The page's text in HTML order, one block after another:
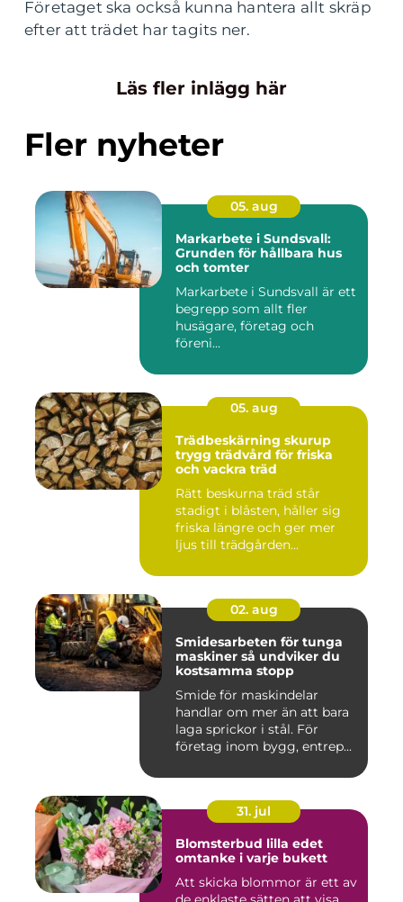
Företaget ska också kunna hantera allt skräp
efter att trädet har tagits ner.
Läs fler inlägg här
Fler nyheter
05. aug
Markarbete i Sundsvall:
Grunden för hållbara hus
och tomter
Markarbete i Sundsvall är ett
begrepp som allt fler
husägare, företag och
föreni...
05. aug
Trädbeskärning skurup
trygg trädvård för friska
och vackra träd
Rätt beskurna träd står
stadigt i blåsten, håller sig
friska längre och ger mer
ljus till trädgården...
02. aug
Smidesarbeten för tunga
maskiner så undviker du
kostsamma stopp
Smide för maskindelar
handlar om mer än att bara
laga sprickor i stål. För
företag inom bygg, entrep...
31. jul
Blomsterbud lilla edet
omtanke i varje bukett
Att skicka blommor är ett av